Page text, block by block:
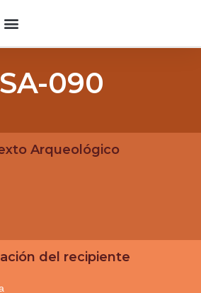
090
Arqueológico
del recipiente